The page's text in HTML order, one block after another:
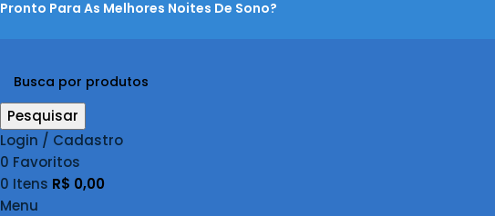
Pronto Para As Melhores Noites De Sono?
Pesquisar
Login / Cadastro
0 Favoritos
0 Itens R$ 0,00
Menu